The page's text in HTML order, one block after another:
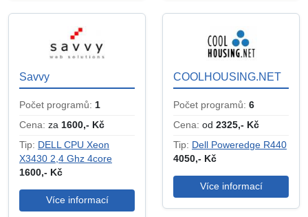
Savvy
Počet programů: 1
Cena: za 1600,- Kč
Tip: DELL CPU Xeon
X3430 2,4 Ghz 4core
1600,- Kč
Více informací
COOLHOUSING.NET
Počet programů: 6
Cena: od 2325,- Kč
Tip: Dell Poweredge R440
4050,- Kč
Více informací